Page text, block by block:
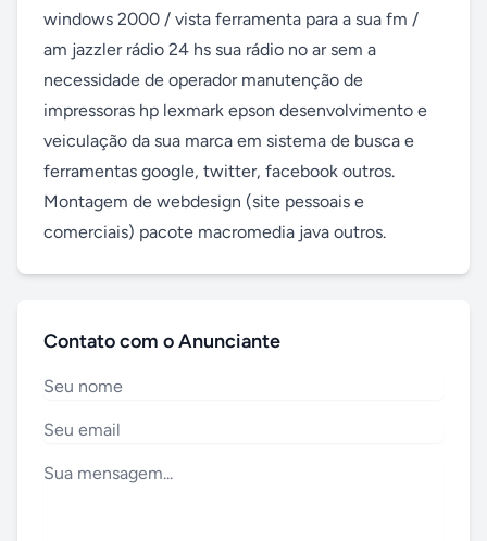
windows 2000 / vista ferramenta para a sua fm /
am jazzler rádio 24 hs sua rádio no ar sem a
necessidade de operador manutenção de
impressoras hp lexmark epson desenvolvimento e
veiculação da sua marca em sistema de busca e
ferramentas google, twitter, facebook outros.
Montagem de webdesign (site pessoais e
comerciais) pacote macromedia java outros.
Contato com o Anunciante